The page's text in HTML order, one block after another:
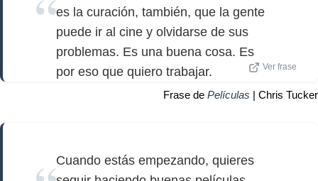
es la curación, también, que la gente
puede ir al cine y olvidarse de sus
problemas. Es una buena cosa. Es
por eso que quiero trabajar.
Ver frase
Frase de Películas | Chris Tucker
Cuando estás empezando, quieres